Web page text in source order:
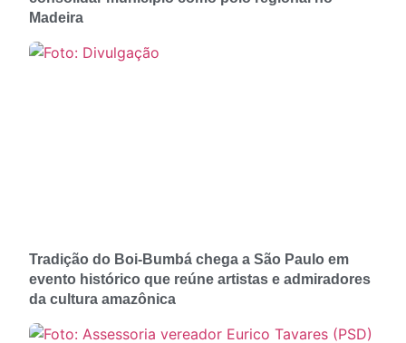
Madeira
Tradição do Boi-Bumbá chega a São Paulo em
evento histórico que reúne artistas e admiradores
da cultura amazônica